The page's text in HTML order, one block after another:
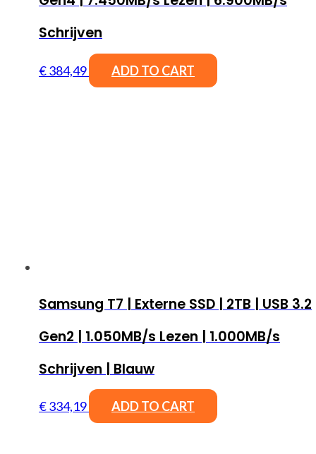
Schrijven
€384,49 ADD TO CART
Samsung T7 | Externe SSD | 2TB | USB 3.2
Gen2 | 1.050MB/s Lezen | 1.000MB/s
Schrijven | Blauw
€334,19 ADD TO CART